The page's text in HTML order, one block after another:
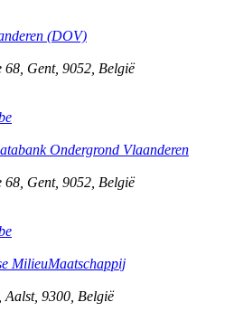
(DOV)
68 Gent, 9052 België
Ondergrond Vlaanderen
68 Gent, 9052 België
MilieuMaatschappij
Aalst, 9300 België